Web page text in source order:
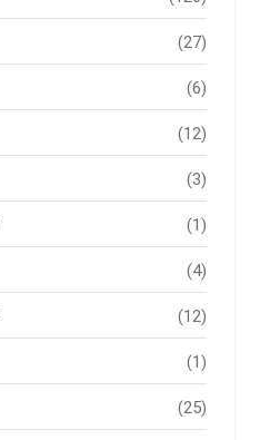
(27)
(6)
(12)
(3)
(1)
(4)
(12)
(1)
(25)